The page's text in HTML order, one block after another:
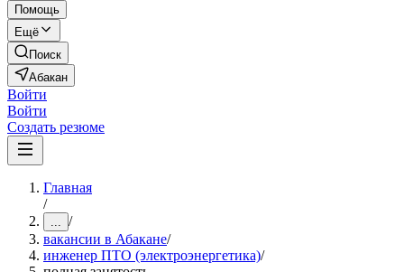
Помощь
Ещё
Поиск
Абакан
Войти
Войти
Создать резюме
Главная
/
... /
вакансии в Абакане/
инженер ПТО (электроэнергетика)/